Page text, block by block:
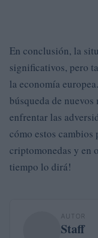
En conclusión, la
significativos, pero
la economía
búsqueda de
enfrentar las
cómo estos
criptomonedas y en
tiempo lo dirá!
AUTOR
Staff